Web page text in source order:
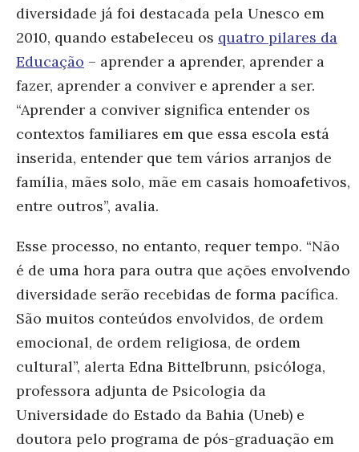
diversidade já foi destacada pela Unesco em
2010, quando estabeleceu os quatro pilares da
Educação – aprender a aprender, aprender a
fazer, aprender a conviver e aprender a ser.
“Aprender a conviver significa entender os
contextos familiares em que essa escola está
inserida, entender que tem vários arranjos de
família, mães solo, mãe em casais homoafetivos,
entre outros”, avalia.
Esse processo, no entanto, requer tempo. “Não
é de uma hora para outra que ações envolvendo
diversidade serão recebidas de forma pacífica.
São muitos conteúdos envolvidos, de ordem
emocional, de ordem religiosa, de ordem
cultural”, alerta Edna Bittelbrunn, psicóloga,
professora adjunta de Psicologia da
Universidade do Estado da Bahia (Uneb) e
doutora pelo programa de pós-graduação em